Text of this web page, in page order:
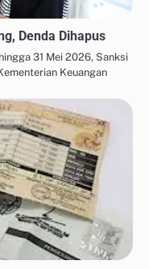
Denda Dihapus
31 Mei 2026, Sanksi
Keuangan